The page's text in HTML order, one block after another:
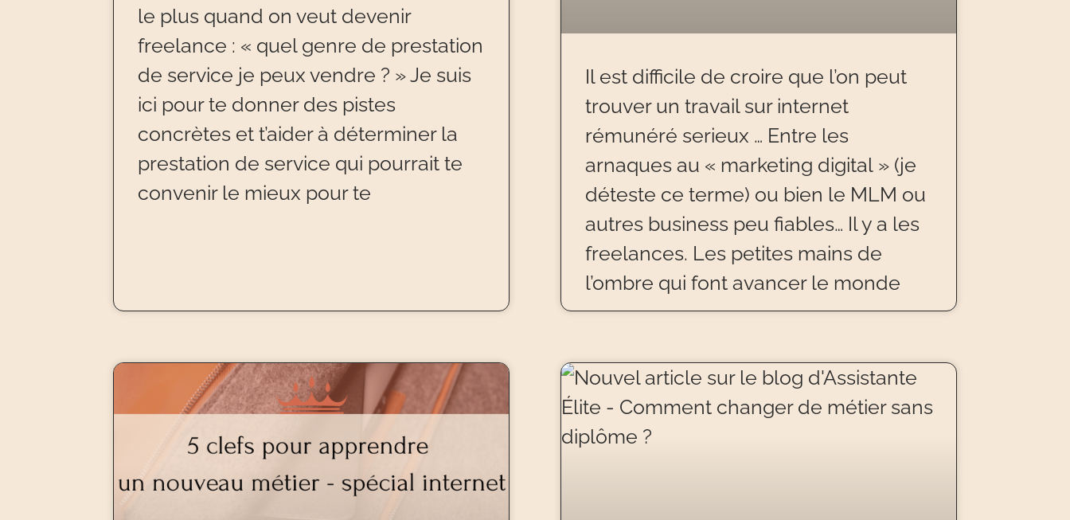
le plus quand on veut devenir
freelance : « quel genre de prestation
de service je peux vendre ? » Je suis
ici pour te donner des pistes
concrètes et t’aider à déterminer la
prestation de service qui pourrait te
convenir le mieux pour te
Il est difficile de croire que l’on peut
trouver un travail sur internet
rémunéré serieux … Entre les
arnaques au « marketing digital » (je
déteste ce terme) ou bien le MLM ou
autres business peu fiables… Il y a les
freelances. Les petites mains de
l’ombre qui font avancer le monde